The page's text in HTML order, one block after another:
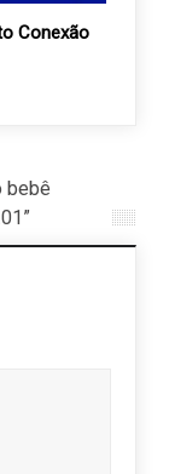
Conexão
bebê